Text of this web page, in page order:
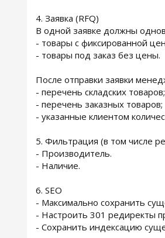
4. Заявка (RFQ)
В одной заявке должны
- товары с фиксированной
- товары под заказ без цены.
После отправки заявки
- перечень складских товаров;
- перечень заказных товаров;
- указанные клиентом
5. Фильтрация (в том числе
- Производитель.
- Наличие.
6. SEO
- Максимально сохранить
- Настроить 301 редиректы
- Сохранить индексацию